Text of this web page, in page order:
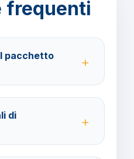
frequenti
pacchetto
trattamento All Inclusive
di